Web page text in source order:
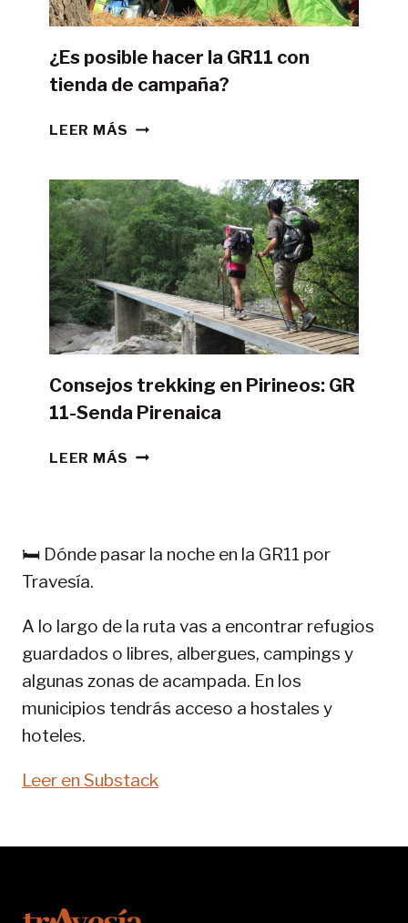
¿Es posible hacer la GR11 con
tienda de campaña?
LEER MÁS ¿ES
LA
GR11
CON
TIENDA
DE
CAMPAÑA?
Consejos trekking en Pirineos: GR
11-Senda Pirenaica
LEER MÁS CONSEJOS
11-
🛏️ Dónde pasar la noche en la GR11 por
Travesía.
A lo largo de la ruta vas a encontrar refugios
guardados o libres, albergues, campings y
algunas zonas de acampada. En los
municipios tendrás acceso a hostales y
hoteles.
Leer en Substack